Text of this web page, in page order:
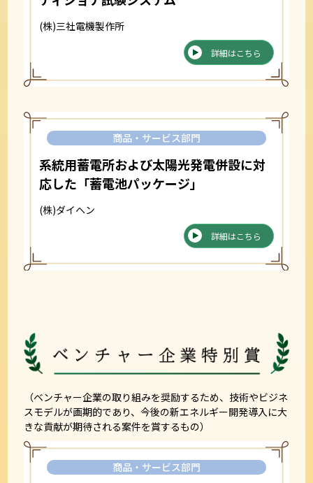
(株)三社電機製作所
詳細はこちら
商品・サービス部門
系統用蓄電所および太陽光発電併設に対
応した「蓄電池パッケージ」
(株)ダイヘン
詳細はこちら
（ベンチャー企業の取り組みを奨励するため、技術やビジネ
スモデルが画期的であり、今後の新エネルギー開発導入に大
きな貢献が期待される案件を賞するもの）
商品・サービス部門